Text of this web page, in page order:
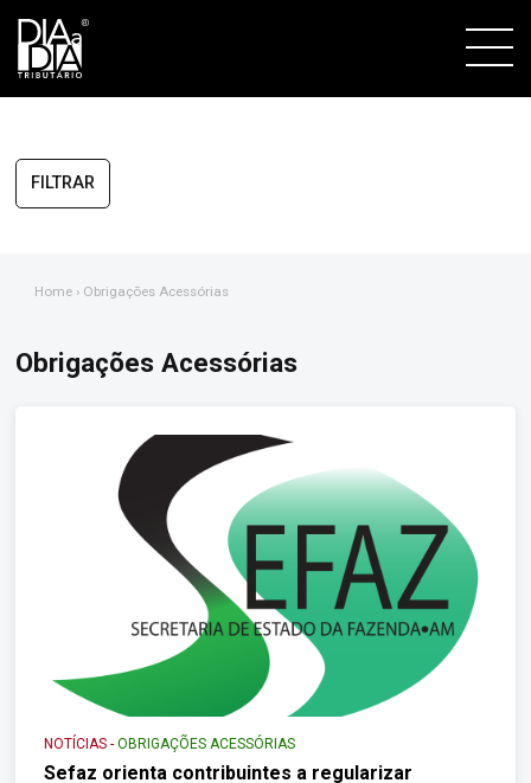
FILTRAR
Home › Obrigações Acessórias
Obrigações Acessórias
NOTÍCIAS -OBRIGAÇÕES ACESSÓRIAS
Sefaz orienta contribuintes a regularizar